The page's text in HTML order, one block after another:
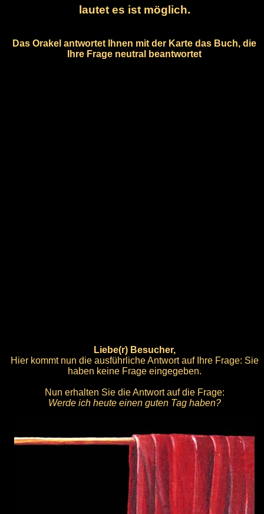
lautet es ist möglich.
Das Orakel antwortet Ihnen mit der Karte das Buch, die
Ihre Frage neutral beantwortet
Liebe(r) Besucher,
Hier kommt nun die ausführliche Antwort auf Ihre Frage: Sie
haben keine Frage eingegeben.
Nun erhalten Sie die Antwort auf die Frage:
Werde ich heute einen guten Tag haben?